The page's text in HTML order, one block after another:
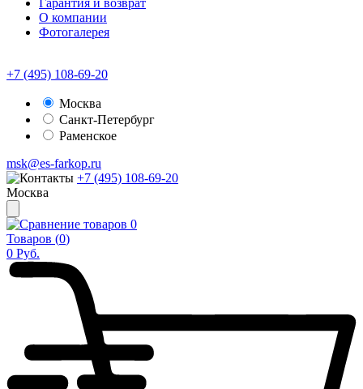
Гарантия и возврат
О компании
Фотогалерея
+7 (495) 108-69-20
Москва
Санкт-Петербург
Раменское
msk@es-farkop.ru
+7 (495) 108-69-20
Москва
0
Товаров (0)
0 Руб.